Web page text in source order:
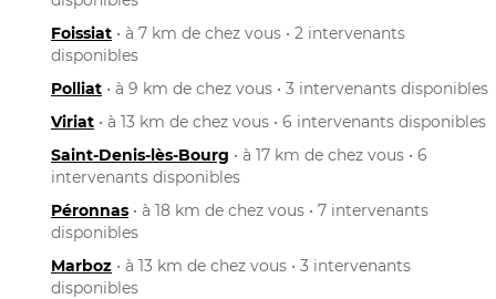
Foissiat • à 7 km de chez vous • 2 intervenants
disponibles
Polliat • à 9 km de chez vous • 3 intervenants disponibles
Viriat • à 13 km de chez vous • 6 intervenants disponibles
Saint-Denis-lès-Bourg • à 17 km de chez vous • 6
intervenants disponibles
Péronnas • à 18 km de chez vous • 7 intervenants
disponibles
Marboz • à 13 km de chez vous • 3 intervenants
disponibles